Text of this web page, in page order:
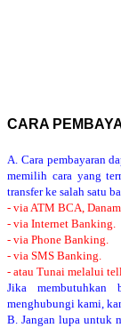
CARA
A. Cara pembayaran
memilih cara yang
transfer ke salah satu
- via ATM BCA,
- via Internet Banking.
- via Phone Banking.
- via SMS Banking.
- atau Tunai melalui
Jika membutuhkan
menghubungi kami,
B. Jangan lupa untuk